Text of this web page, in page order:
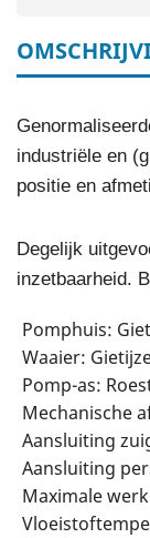
industriële en
positie en
Degelijk
inzetbaarheid.
Pomphuis:
Waaier:
Pomp-as:
Mechanische
Aansluiting
Aansluiting
Maximale